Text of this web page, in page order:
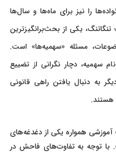
را نیز برای ماه‌ها و سال‌ها
یکی از بحث‌برانگیزترین
مسئله «سهمیه‌ها» است.
سهمیه، دچار نگرانی از تضییع
دنبال یافتن راهی قانونی
همواره یکی از دغدغه‌های
توجه به تفاوت‌های فاحش در